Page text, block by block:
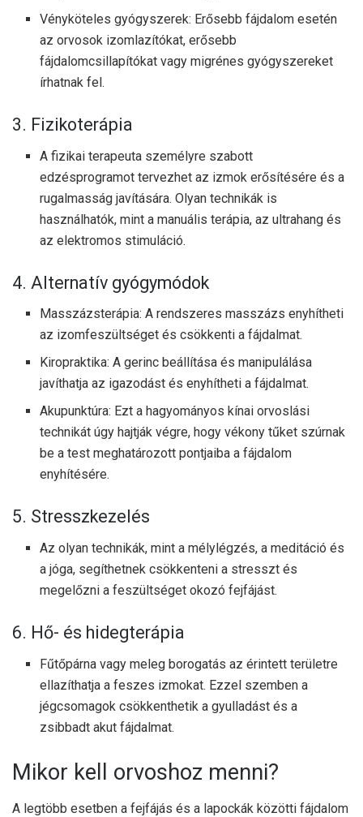
Vényköteles gyógyszerek: Erősebb fájdalom esetén
az orvosok izomlazítókat, erősebb
fájdalomcsillapítókat vagy migrénes gyógyszereket
írhatnak fel.
3. Fizikoterápia
A fizikai terapeuta személyre szabott
edzésprogramot tervezhet az izmok erősítésére és a
rugalmasság javítására. Olyan technikák is
használhatók, mint a manuális terápia, az ultrahang és
az elektromos stimuláció.
4. Alternatív gyógymódok
Masszázsterápia: A rendszeres masszázs enyhítheti
az izomfeszültséget és csökkenti a fájdalmat.
Kiropraktika: A gerinc beállítása és manipulálása
javíthatja az igazodást és enyhítheti a fájdalmat.
Akupunktúra: Ezt a hagyományos kínai orvoslási
technikát úgy hajtják végre, hogy vékony tűket szúrnak
be a test meghatározott pontjaiba a fájdalom
enyhítésére.
5. Stresszkezelés
Az olyan technikák, mint a mélylégzés, a meditáció és
a jóga, segíthetnek csökkenteni a stresszt és
megelőzni a feszültséget okozó fejfájást.
6. Hő- és hidegterápia
Fűtőpárna vagy meleg borogatás az érintett területre
ellazíthatja a feszes izmokat. Ezzel szemben a
jégcsomagok csökkenthetik a gyulladást és a
zsibbadt akut fájdalmat.
Mikor kell orvoshoz menni?
A legtöbb esetben a fejfájás és a lapockák közötti fájdalom